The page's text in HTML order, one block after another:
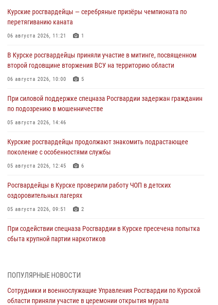
Курские росгвардейцы — серебряные призёры чемпионата по
перетягиванию каната
06 августа 2026, 11:21 1
В Курске росгвардейцы приняли участие в митинге, посвященном
второй годовщине вторжения ВСУ на территорию области
06 августа 2026, 10:00 5
При силовой поддержке спецназа Росгвардии задержан гражданин
по подозрению в мошенничестве
05 августа 2026, 14:46
Курские росгвардейцы продолжают знакомить подрастающее
поколение с особенностями службы
05 августа 2026, 12:45 6
Росгвардейцы в Курске проверили работу ЧОП в детских
оздоровительных лагерях
05 августа 2026, 09:51 2
При содействии спецназа Росгвардии в Курске пресечена попытка
сбыта крупной партии наркотиков
За прошедшую неделю росгвардейцы Курской области проверили
04 августа 2026, 07:00
ПОПУЛЯРНЫЕ НОВОСТИ
Сотрудники и военнослужащие Управления Росгвардии по Курской
области приняли участие в церемонии открытия мурала